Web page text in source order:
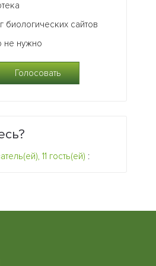
биологических сайтов
не нужно
11 гость(ей) :